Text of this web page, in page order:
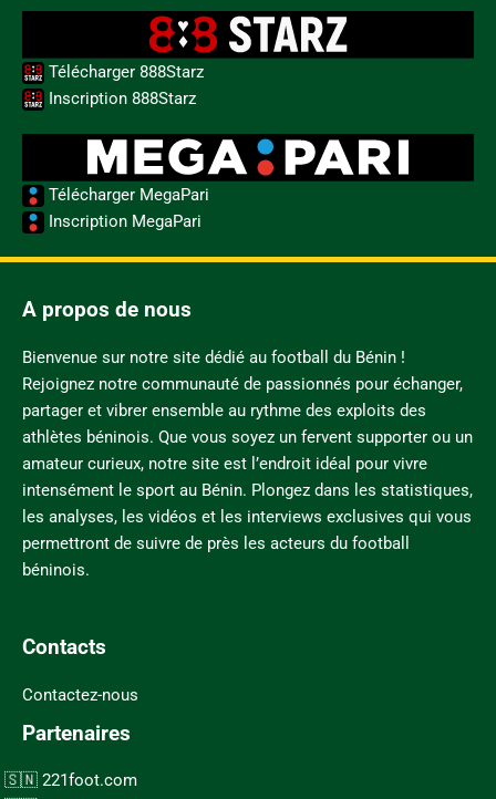
Télécharger 888Starz
Inscription 888Starz
Télécharger MegaPari
Inscription MegaPari
A propos de nous
Bienvenue sur notre site dédié au football du Bénin !
Rejoignez notre communauté de passionnés pour échanger,
partager et vibrer ensemble au rythme des exploits des
athlètes béninois. Que vous soyez un fervent supporter ou un
amateur curieux, notre site est l’endroit idéal pour vivre
intensément le sport au Bénin. Plongez dans les statistiques,
les analyses, les vidéos et les interviews exclusives qui vous
permettront de suivre de près les acteurs du football
béninois.
Contacts
Contactez-nous
Partenaires
221foot.com